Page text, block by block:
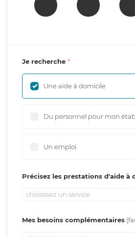
Je recherche
Une aide à domicile
Du personnel pour mon
Un emploi
Précisez les prestations d'aide à
choisissez un service
Mes besoins complémentaires